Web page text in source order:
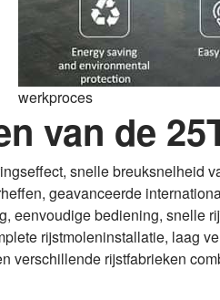
werkproces
van de
snelle breuksnelheid
geavanceerde
eenvoudige bediening, snelle
rijstmoleninstallatie, laag
verschillende rijstfabrieken